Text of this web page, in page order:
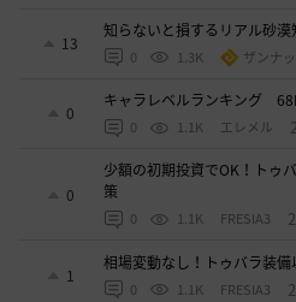
13
知らないと損するリアル砂
0 1.3K ザンナ
0
キャラレベルランキング
0 1.1K エレメル
0
少額の初期投資でOK！トゥ
策
0 1.1K FRESIA3
1
相場変動なし！トゥバラ装
0 1.1K FRESIA3